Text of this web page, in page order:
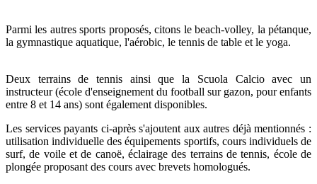
Parmi les autres sports proposés, citons le beach-volley, la pétanque,
la gymnastique aquatique, l'aérobic, le tennis de table et le yoga.
Deux terrains de tennis ainsi que la Scuola Calcio avec un
instructeur (école d'enseignement du football sur gazon, pour enfants
entre 8 et 14 ans) sont également disponibles.
Les services payants ci-après s'ajoutent aux autres déjà mentionnés :
utilisation individuelle des équipements sportifs, cours individuels de
surf, de voile et de canoë, éclairage des terrains de tennis, école de
plongée proposant des cours avec brevets homologués.